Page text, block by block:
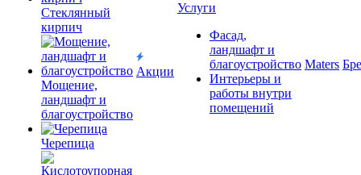
Cтеклянный
кирпич
Мощение,
ландшафт и
благоустройство
Черепица
Акции
Услуги
Фасад,
ландшафт и
благоустройство
Интерьеры и
работы внутри
помещений
Maters